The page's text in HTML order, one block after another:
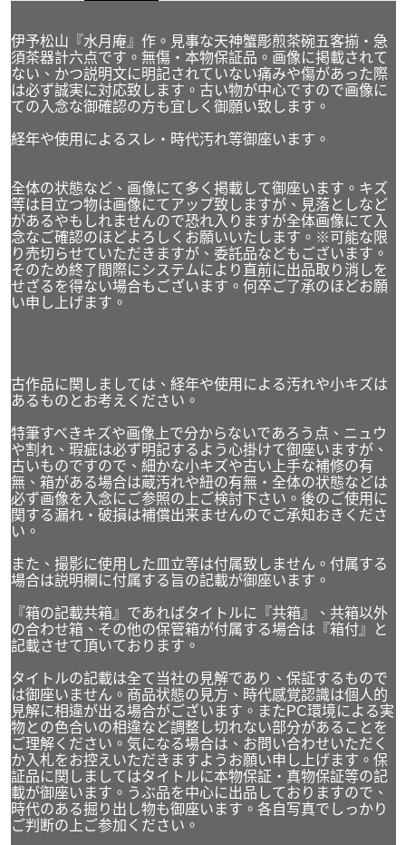
伊予松山『水月庵』作。見事な天神蟹彫煎茶碗五客揃・急
須茶器計六点です。無傷・本物保証品。画像に掲載されて
ない、かつ説明文に明記されていない痛みや傷があった際
は必ず誠実に対応致します。古い物が中心ですので画像に
ての入念な御確認の方も宜しく御願い致します。
経年や使用によるスレ・時代汚れ等御座います。
全体の状態など、画像にて多く掲載して御座います。キズ
等は目立つ物は画像にてアップ致しますが、見落としなど
があるやもしれませんので恐れ入りますが全体画像にて入
念なご確認のほどよろしくお願いいたします。※可能な限
り売切らせていただきますが、委託品などもございます。
そのため終了間際にシステムにより直前に出品取り消しを
せざるを得ない場合もございます。何卒ご了承のほどお願
い申し上げます。
古作品に関しましては、経年や使用による汚れや小キズは
あるものとお考えください。
特筆すべきキズや画像上で分からないであろう点、ニュウ
や割れ、瑕疵は必ず明記するよう心掛けて御座いますが、
古いものですので、細かな小キズや古い上手な補修の有
無、箱がある場合は蔵汚れや紐の有無・全体の状態などは
必ず画像を入念にご参照の上ご検討下さい。後のご使用に
関する漏れ・破損は補償出来ませんのでご承知おきくださ
い。
また、撮影に使用した皿立等は付属致しません。付属する
場合は説明欄に付属する旨の記載が御座います。
『箱の記載共箱』であればタイトルに『共箱』、共箱以外
の合わせ箱、その他の保管箱が付属する場合は『箱付』と
記載させて頂いております。
タイトルの記載は全て当社の見解であり、保証するもので
は御座いません。商品状態の見方、時代感覚認識は個人的
見解に相違が出る場合がございます。またPC環境による実
物との色合いの相違など調整し切れない部分があることを
ご理解ください。気になる場合は、お問い合わせいただく
か入札をお控えいただきますようお願い申し上げます。保
証品に関しましてはタイトルに本物保証・真物保証等の記
載が御座います。うぶ品を中心に出品しておりますので、
時代のある掘り出し物も御座います。各自写真でしっかり
ご判断の上ご参加ください。